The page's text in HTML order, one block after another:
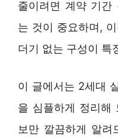
줄이려면 계약 기간
는 것이 중요하며,
더기 없는 구성이 특
이 글에서는 2세대
을 심플하게 정리해
보만 깔끔하게 알려